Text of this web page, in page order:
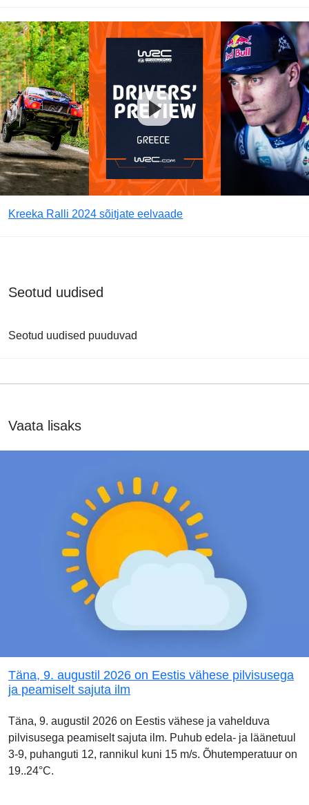
Kreeka Ralli 2024 sõitjate eelvaade
Seotud uudised
Seotud uudised puuduvad
Vaata lisaks
Täna, 9. augustil 2026 on Eestis vähese pilvisusega
ja peamiselt sajuta ilm
Täna, 9. augustil 2026 on Eestis vähese ja vahelduva
pilvisusega peamiselt sajuta ilm. Puhub edela- ja läänetuul
3-9, puhanguti 12, rannikul kuni 15 m/s. Õhutemperatuur on
19..24°C.